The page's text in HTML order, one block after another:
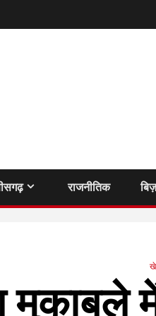
राजनीतिक
मुकाबले